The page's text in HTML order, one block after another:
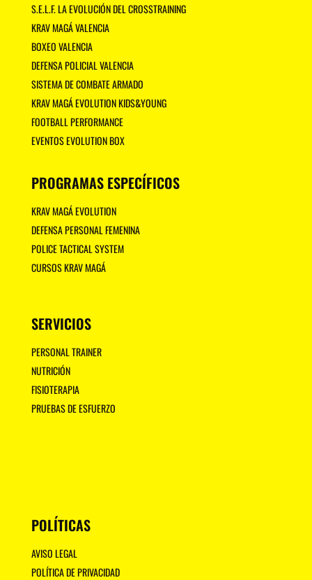
S.E.L.F. LA EVOLUCIÓN DEL CROSSTRAINING
KRAV MAGÁ VALENCIA
BOXEO VALENCIA
DEFENSA POLICIAL VALENCIA
SISTEMA DE COMBATE ARMADO
KRAV MAGÁ EVOLUTION KIDS&YOUNG
FOOTBALL PERFORMANCE
EVENTOS EVOLUTION BOX
PROGRAMAS ESPECÍFICOS
KRAV MAGÁ EVOLUTION
DEFENSA PERSONAL FEMENINA
POLICE TACTICAL SYSTEM
CURSOS KRAV MAGÁ
SERVICIOS
PERSONAL TRAINER
NUTRICIÓN
FISIOTERAPIA
PRUEBAS DE ESFUERZO
POLÍTICAS
AVISO LEGAL
POLÍTICA DE PRIVACIDAD